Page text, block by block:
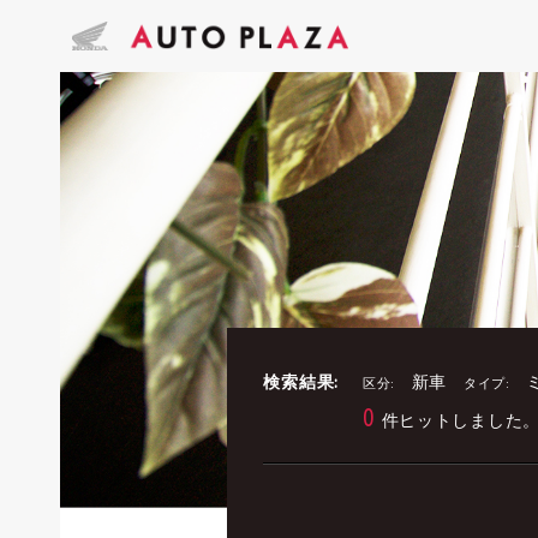
検索結果: 区分: 新車 タイプ:
0 件ヒットしました。